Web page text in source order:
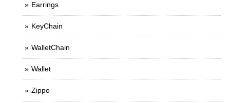
Earrings
KeyChain
WalletChain
Wallet
Zippo